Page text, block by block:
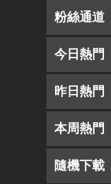
粉絲通道
今日熱門
昨日熱門
本周熱門
隨機下載